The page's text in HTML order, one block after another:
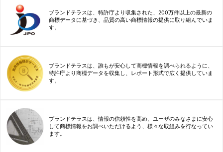
ブランドテラスは、特許庁より収集された、200万件以上の最新の
商標データに基づき、品質の高い商標情報の提供に取り組んでいま
す。
ブランドテラスは、誰もが安心して商標情報を調べられるように、
特許庁より商標データを収集し、レポート形式で広く提供していま
す。
ブランドテラスは、情報の信頼性を高め、ユーザのみなさまに安心
して商標情報をお調べいただけるよう、様々な取組みを行なってい
ます。